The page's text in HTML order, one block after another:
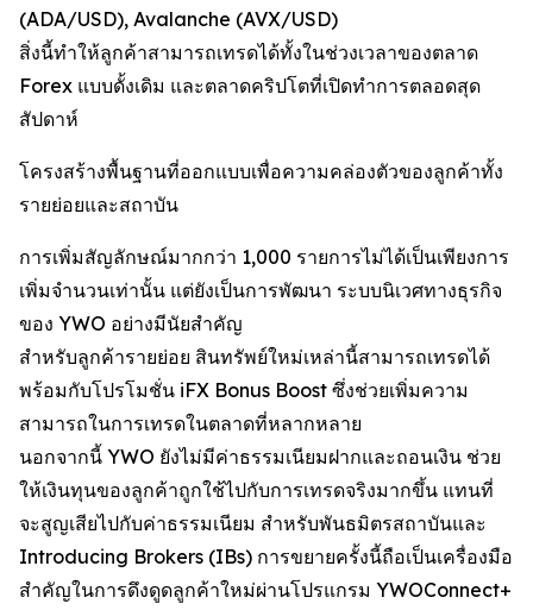
(ADA/USD), Avalanche (AVX/USD)
สิ่งนี้ทำให้ลูกค้าสามารถเทรดได้ทั้งในช่วงเวลาของตลาด
Forex แบบดั้งเดิม และตลาดคริปโตที่เปิดทำการตลอดสุด
สัปดาห์
โครงสร้างพื้นฐานที่ออกแบบเพื่อความคล่องตัวของลูกค้าทั้ง
รายย่อยและสถาบัน
การเพิ่มสัญลักษณ์มากกว่า 1,000 รายการไม่ได้เป็นเพียงการ
เพิ่มจำนวนเท่านั้น แต่ยังเป็นการพัฒนา ระบบนิเวศทางธุรกิจ
ของ YWO อย่างมีนัยสำคัญ
สำหรับลูกค้ารายย่อย สินทรัพย์ใหม่เหล่านี้สามารถเทรดได้
พร้อมกับโปรโมชั่น iFX Bonus Boost ซึ่งช่วยเพิ่มความ
สามารถในการเทรดในตลาดที่หลากหลาย
นอกจากนี้ YWO ยังไม่มีค่าธรรมเนียมฝากและถอนเงิน ช่วย
ให้เงินทุนของลูกค้าถูกใช้ไปกับการเทรดจริงมากขึ้น แทนที่
จะสูญเสียไปกับค่าธรรมเนียม สำหรับพันธมิตรสถาบันและ
Introducing Brokers (IBs) การขยายครั้งนี้ถือเป็นเครื่องมือ
สำคัญในการดึงดูดลูกค้าใหม่ผ่านโปรแกรม YWOConnect+